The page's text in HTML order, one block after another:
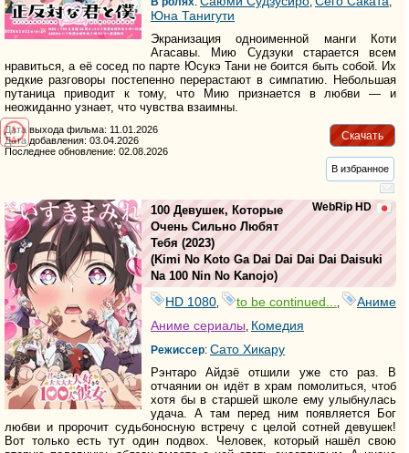
Юна Танигути
Экранизация одноименной манги Коти
Агасавы. Мию Судзуки старается всем
нравиться, а её сосед по парте Юсукэ Тани не боится быть собой. Их
редкие разговоры постепенно перерастают в симпатию. Небольшая
путаница приводит к тому, что Мию признается в любви — и
неожиданно узнает, что чувства взаимны.
Скачать
Дата выхода фильма: 11.01.2026
Дата добавления: 03.04.2026
Последнее обновление: 02.08.2026
В избранное
WebRip HD
100 Девушек, Которые
Очень Сильно Любят
Тебя (2023)
(Kimi No Koto Ga Dai Dai Dai Dai Daisuki
Na 100 Nin No Kanojo)
HD 1080 to be continued...
Аниме
Аниме сериалы Комедия
Режиссер: Сато Хикару
Рэнтаро Айдзё отшили уже сто раз. В
отчаянии он идёт в храм помолиться, чтоб
хотя бы в старшей школе ему улыбнулась
удача. А там перед ним появляется Бог
любви и пророчит судьбоносную встречу с целой сотней девушек!
Вот только есть тут один подвох. Человек, который нашёл свою